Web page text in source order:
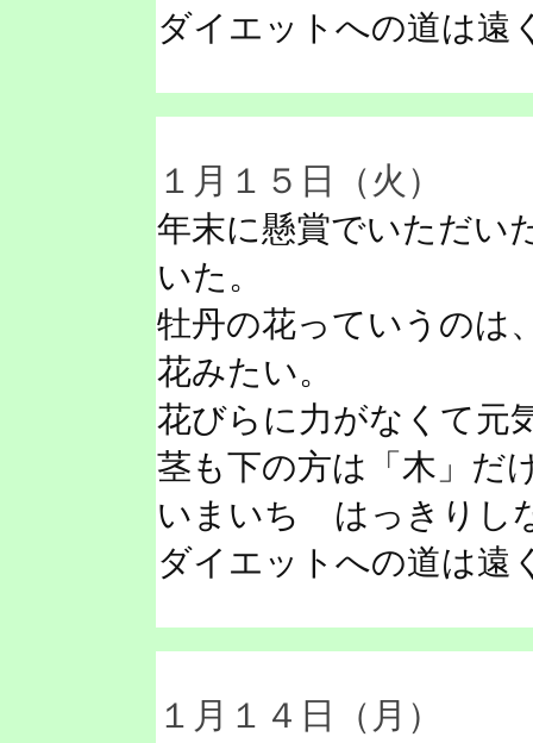
ダイエットへの道は遠
１月１５日（火）
年末に懸賞でいただい
いた。
牡丹の花っていうのは
花みたい。
花びらに力がなくて元
茎も下の方は「木」だ
いまいち はっきりし
ダイエットへの道は遠
１月１４日（月）